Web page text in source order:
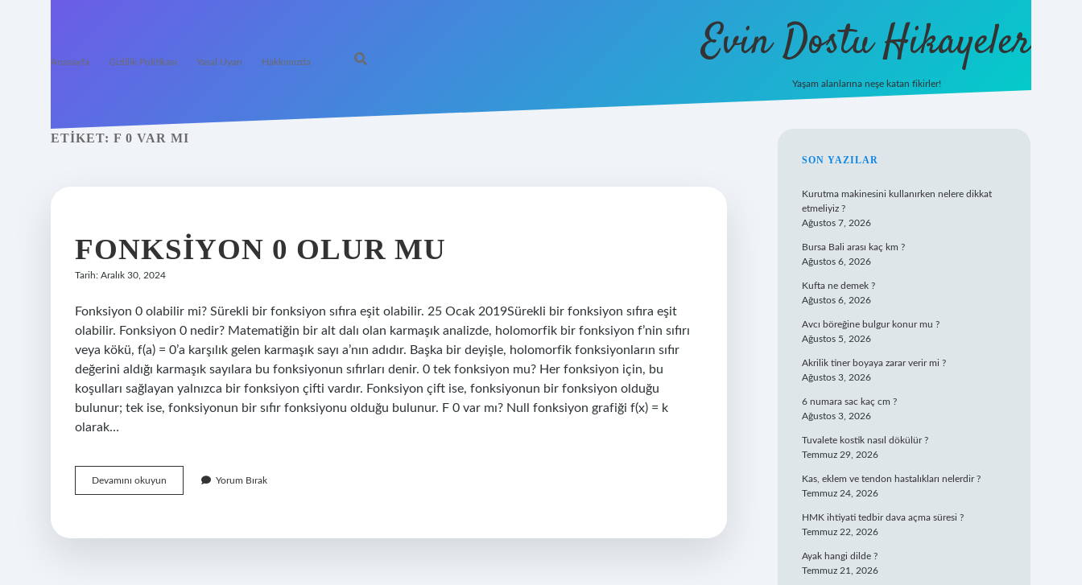
Anasayfa Gizlilik Politikası Yasal Uyarı Hakkımızda Evin Dostu Hikayeler
Yaşam alanlarına neşe katan fikirler!
ETIKET: F 0 VAR MI
FONKSIYON 0 OLUR MU
Tarih: Aralık 30, 2024
Fonksiyon 0 olabilir mi? Sürekli bir fonksiyon sıfıra eşit olabilir. 25 Ocak 2019Sürekli bir fonksiyon sıfıra eşit
olabilir. Fonksiyon 0 nedir? Matematiğin bir alt dalı olan karmaşık analizde, holomorfik bir fonksiyon f’nin sıfırı
veya kökü, f(a) = 0’a karşılık gelen karmaşık sayı a’nın adıdır. Başka bir deyişle, holomorfik fonksiyonların sıfır
değerini aldığı karmaşık sayılara bu fonksiyonun sıfırları denir. 0 tek fonksiyon mu? Her fonksiyon için, bu
koşulları sağlayan yalnızca bir fonksiyon çifti vardır. Fonksiyon çift ise, fonksiyonun bir fonksiyon olduğu
bulunur; tek ise, fonksiyonun bir sıfır fonksiyonu olduğu bulunur. F 0 var mı? Null fonksiyon grafiği f(x) = k
olarak…
Devamını okuyun Fonksiyon
0
Yorum Bırak
SIDEBAR
SON YAZILAR
Kurutma makinesini kullanırken nelere dikkat
etmeliyiz ?
Ağustos 7, 2026
Bursa Bali arası kaç km ?
Ağustos 6, 2026
Kufta ne demek ?
Ağustos 6, 2026
Avcı böreğine bulgur konur mu ?
Ağustos 5, 2026
Akrilik tiner boyaya zarar verir mi ?
Ağustos 3, 2026
6 numara sac kaç cm ?
Ağustos 3, 2026
Tuvalete kostik nasıl dökülür ?
Temmuz 29, 2026
Kas, eklem ve tendon hastalıkları nelerdir ?
Temmuz 24, 2026
HMK ihtiyati tedbir dava açma süresi ?
Temmuz 22, 2026
Ayak hangi dilde ?
Temmuz 21, 2026